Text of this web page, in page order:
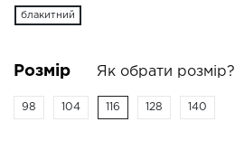
блакитний
Розмір Як обрати розмір?
98 104 116 128 140